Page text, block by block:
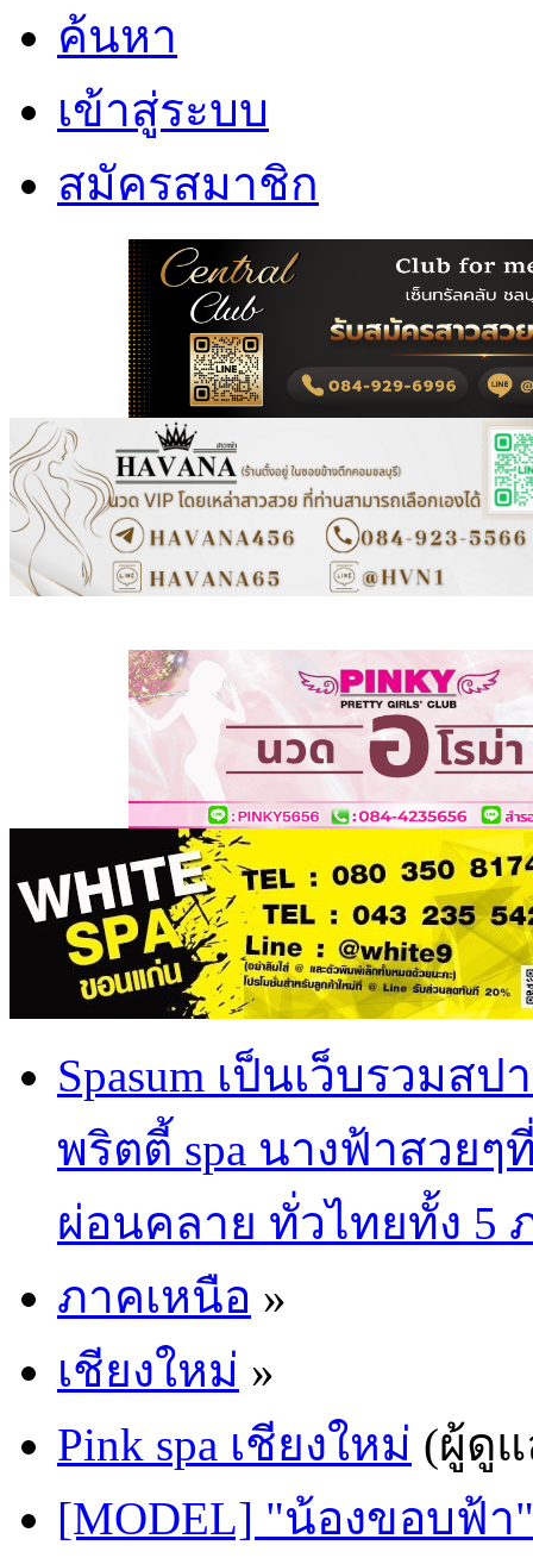
ค้นหา
เข้าสู่ระบบ
สมัครสมาชิก
Spasum เป็นเว็บรวม
พริตตี้ spa นางฟ้าสวย
ผ่อนคลาย ทั่วไทยทั้ง 5
ภาคเหนือ »
เชียงใหม่ »
Pink spa เชียงใหม่ (ผู้ดู
[MODEL] "น้องขอบฟ้า